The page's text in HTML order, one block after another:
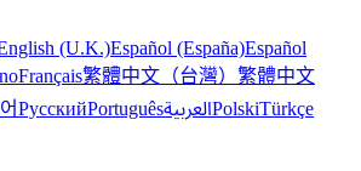
(U.K.)Español (España)Español
Français繁體中文（台灣） 繁體中文
РусскийPortuguêsالعربيةPolskiTürkçe